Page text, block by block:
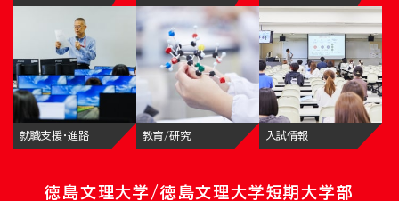
就職支援・進路 教育/研究 入試情報
徳島文理大学/徳島文理大学短期大学部